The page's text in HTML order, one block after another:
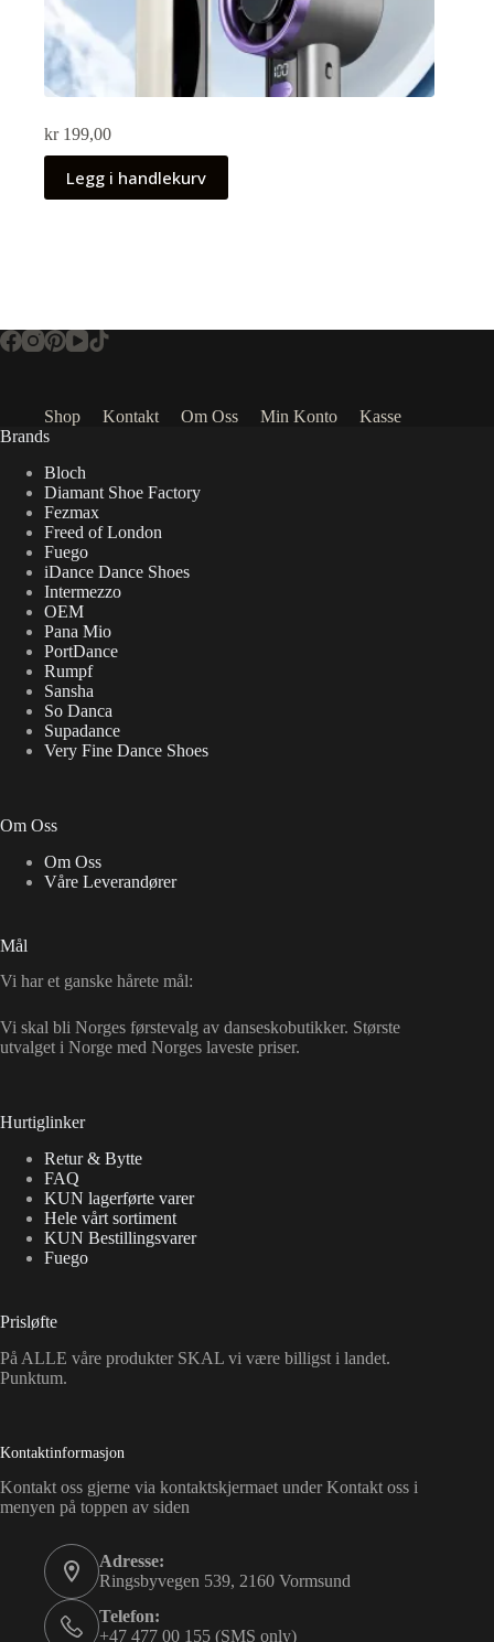
kr199,00
Legg i handlekurv
Shop Kontakt Om Oss Min Konto
Kasse
Brands
Bloch
Diamant Shoe Factory
Fezmax
Freed of London
Fuego
iDance Dance Shoes
Intermezzo
OEM
Pana Mio
PortDance
Rumpf
Sansha
So Danca
Supadance
Very Fine Dance Shoes
Om Oss
Om Oss
Våre Leverandører
Mål
Vi har et ganske hårete mål:
Vi skal bli Norges førstevalg av danseskobutikker. Største
utvalget i Norge med Norges laveste priser.
Hurtiglinker
Retur & Bytte
FAQ
KUN lagerførte varer
Hele vårt sortiment
KUN Bestillingsvarer
Fuego
Prisløfte
På ALLE våre produkter SKAL vi være billigst i landet.
Punktum.
Kontaktinformasjon
Kontakt oss gjerne via kontaktskjermaet under Kontakt oss i
menyen på toppen av siden
Adresse:
Ringsbyvegen 539, 2160 Vormsund
Telefon:
+47 477 00 155 (SMS only)